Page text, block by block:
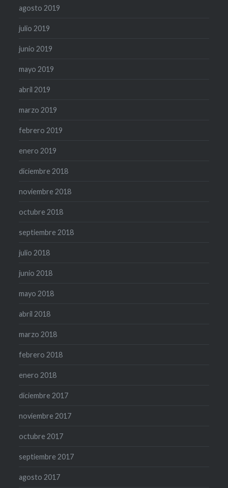
agosto 2019
julio 2019
junio 2019
mayo 2019
abril 2019
marzo 2019
febrero 2019
enero 2019
diciembre 2018
noviembre 2018
octubre 2018
septiembre 2018
julio 2018
junio 2018
mayo 2018
abril 2018
marzo 2018
febrero 2018
enero 2018
diciembre 2017
noviembre 2017
octubre 2017
septiembre 2017
agosto 2017